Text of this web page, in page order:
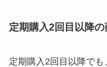
定期購入2回目以降
定期購入2回目以降で